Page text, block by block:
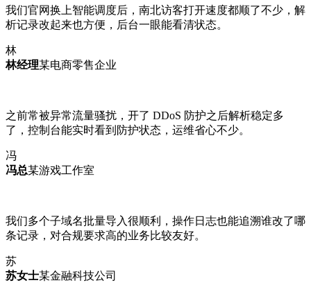
我们官网换上智能调度后，南北访客打开速度都顺了不少，解
析记录改起来也方便，后台一眼能看清状态。
林
林经理某电商零售企业
之前常被异常流量骚扰，开了 DDoS 防护之后解析稳定多
了，控制台能实时看到防护状态，运维省心不少。
冯
冯总某游戏工作室
我们多个子域名批量导入很顺利，操作日志也能追溯谁改了哪
条记录，对合规要求高的业务比较友好。
苏
苏女士某金融科技公司